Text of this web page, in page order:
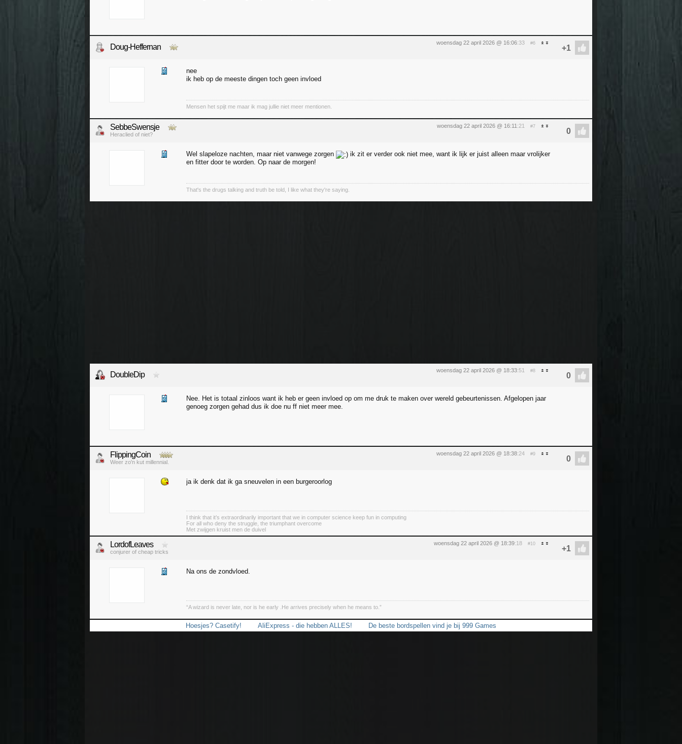
woensdag 22 april 2026 @ 16:06:33 #6
Doug-Heffernan
nee
ik heb op de meeste dingen toch geen invloed
Mensen het spijt me maar ik mag jullie niet meer mentionen.
woensdag 22 april 2026 @ 16:11 :21 #7
SebbeSwensje
Heraclied of niet?
Wel slapeloze nachten, maar niet vanwege zorgen
ik zit er verder ook niet mee, want ik lijk er juist alleen maar vrolijker
en fitter door te worden. Op naar de morgen!
That's the drugs talking and truth be told, I like what they're saying.
woensdag 22 april 2026 @ 18:33:51 #8
DoubleDip
Nee. Het is totaal zinloos want ik heb er geen invloed op om me druk te maken over wereld gebeurtenissen. Afgelopen jaar
genoeg zorgen gehad dus ik doe nu ff niet meer mee.
woensdag 22 april 2026 @ 18:38:24 #9
FlippingCoin
Weer zo'n kut millennial.
ja ik denk dat ik ga sneuvelen in een burgeroorlog
I think that it’s extraordinarily important that we in computer science keep fun in computing
For all who deny the struggle, the triumphant overcome
Met zwijgen kruist men de duivel
woensdag 22 april 2026 @ 18:39:18 #10
LordofLeaves
conjurer of cheap tricks
Na ons de zondvloed.
“A wizard is never late, nor is he early .He arrives precisely when he means to.”
Hoesjes? Casetify! AliExpress - die hebben ALLES! De beste bordspellen vind je bij 999 Games